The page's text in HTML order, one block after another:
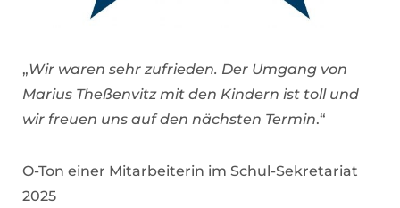
„Wir waren sehr zufrieden. Der Umgang von
Marius Theßenvitz mit den Kindern ist toll und
wir freuen uns auf den nächsten Termin.“
O-Ton einer Mitarbeiterin im Schul-Sekretariat
2025